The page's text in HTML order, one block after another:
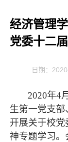
经济管理
党委十二
日期：
2020年4
生第一党支
开展关于校
神专题学习。